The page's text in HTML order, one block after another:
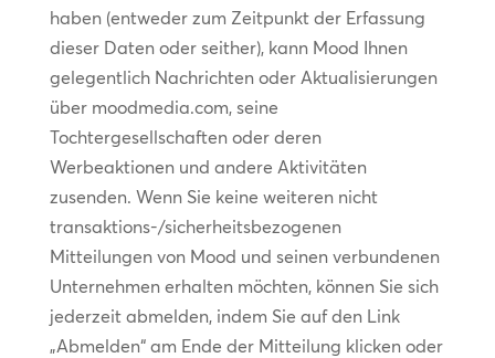
haben (entweder zum Zeitpunkt der Erfassung
dieser Daten oder seither), kann Mood Ihnen
gelegentlich Nachrichten oder Aktualisierungen
über moodmedia.com, seine
Tochtergesellschaften oder deren
Werbeaktionen und andere Aktivitäten
zusenden. Wenn Sie keine weiteren nicht
transaktions-/sicherheitsbezogenen
Mitteilungen von Mood und seinen verbundenen
Unternehmen erhalten möchten, können Sie sich
jederzeit abmelden, indem Sie auf den Link
„Abmelden“ am Ende der Mitteilung klicken oder